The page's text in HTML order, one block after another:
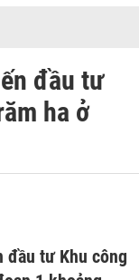
đầu tư
ha ở
đầu tư Khu công